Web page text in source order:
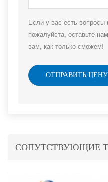
Если у вас есть
пожалуйста, оставьте
вам, как только сможем!
ОТПРАВИТЬ ЦЕНУ
СОПУТСТВУЮЩИЕ